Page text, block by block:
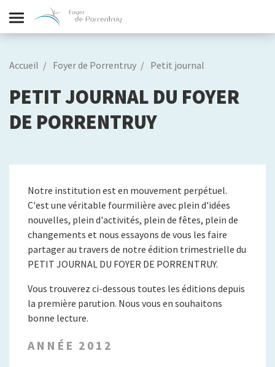
Accueil Foyer de Porrentruy Petit journal
PETIT JOURNAL DU FOYER
DE PORRENTRUY
Notre institution est en mouvement perpétuel.
C'est une véritable fourmilière avec plein d'idées
nouvelles, plein d'activités, plein de fêtes, plein de
changements et nous essayons de vous les faire
partager au travers de notre édition trimestrielle du
PETIT JOURNAL DU FOYER DE PORRENTRUY.
Vous trouverez ci-dessous toutes les éditions depuis
la première parution. Nous vous en souhaitons
bonne lecture.
ANNÉE 2012